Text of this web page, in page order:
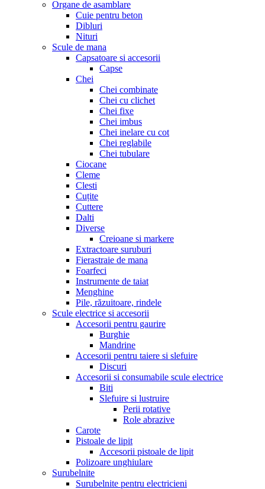
Organe de asamblare
Cuie pentru beton
Dibluri
Nituri
Scule de mana
Capsatoare si accesorii
Capse
Chei
Chei combinate
Chei cu clichet
Chei fixe
Chei imbus
Chei inelare cu cot
Chei reglabile
Chei tubulare
Ciocane
Cleme
Clesti
Cuțite
Cuttere
Dalti
Diverse
Creioane si markere
Extractoare suruburi
Fierastraie de mana
Foarfeci
Instrumente de taiat
Menghine
Pile, răzuitoare, rindele
Scule electrice si accesorii
Accesorii pentru gaurire
Burghie
Mandrine
Accesorii pentru taiere si slefuire
Discuri
Accesorii si consumabile scule electrice
Biti
Slefuire si lustruire
Perii rotative
Role abrazive
Carote
Pistoale de lipit
Accesorii pistoale de lipit
Polizoare unghiulare
Surubelnite
Surubelnite pentru electricieni